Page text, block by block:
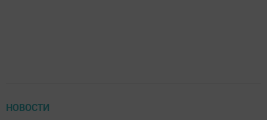
НОВОСТИ